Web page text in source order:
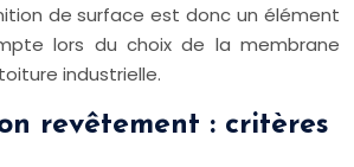
de surface est donc un élément
lors du choix de la membrane
industrielle.
revêtement : critères